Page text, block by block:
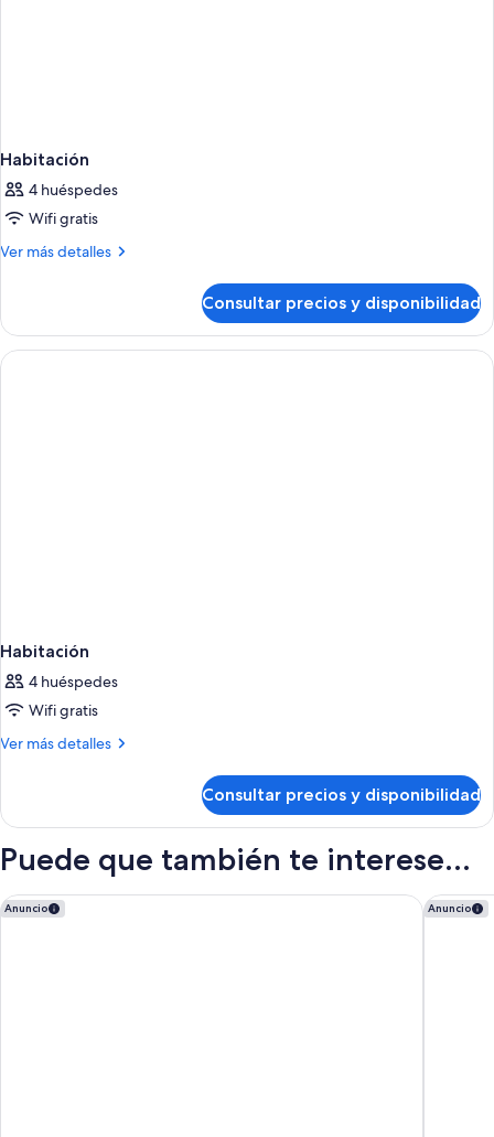
Habitación
4 huéspedes
Wifi gratis
Ver más detalles
Más
Consultar precios y disponibilidad
Habitación
4 huéspedes
Wifi gratis
Ver más detalles
Más
Consultar precios y disponibilidad
Puede que también te interese...
Anuncio
Bahia Principe Escape Tenerife – Hyatt Inclusive Collection
Anuncio
Hotel